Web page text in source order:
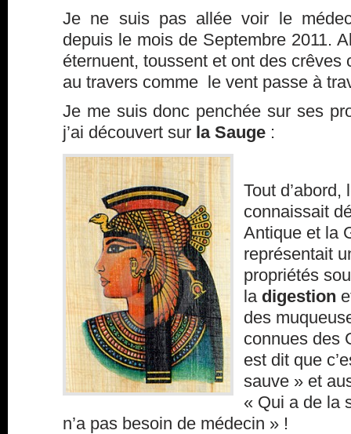
Je ne suis pas allée voir le
depuis le mois de Septembre 2011.
éternuent, toussent et ont des crêves
au travers comme le vent passe à
Je me suis donc penchée sur ses
j’ai découvert sur la Sauge :
Tout
connaissait
Antique et la
représentait
propriétés
la digestion
des
connues des
est dit que
sauve » et
« Qui a de la
n’a pas besoin de médecin » !